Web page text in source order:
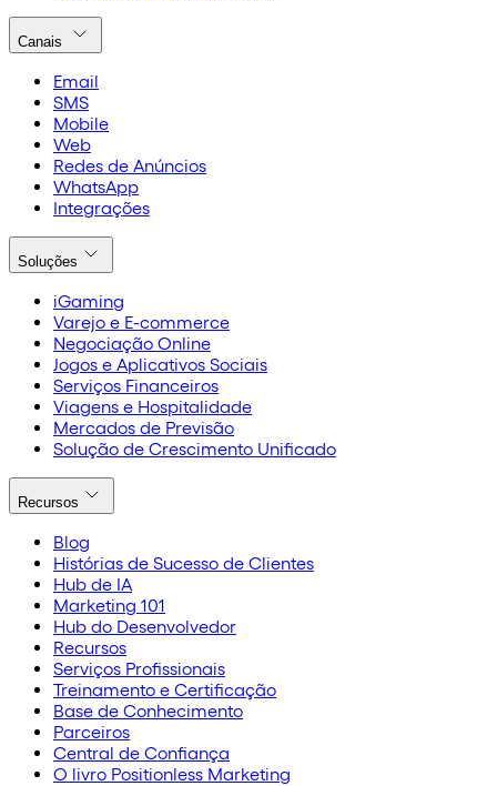
Canais
Email
SMS
Mobile
Web
Redes de Anúncios
WhatsApp
Integrações
Soluções
iGaming
Varejo e E-commerce
Negociação Online
Jogos e Aplicativos Sociais
Serviços Financeiros
Viagens e Hospitalidade
Mercados de Previsão
Solução de Crescimento Unificado
Recursos
Blog
Histórias de Sucesso de Clientes
Hub de IA
Marketing 101
Hub do Desenvolvedor
Recursos
Serviços Profissionais
Treinamento e Certificação
Base de Conhecimento
Parceiros
Central de Confiança
O livro Positionless Marketing